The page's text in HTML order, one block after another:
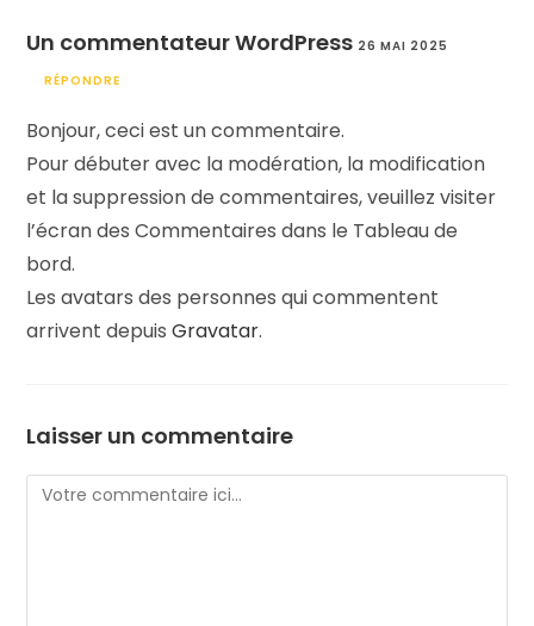
Un commentateur WordPress 26 MAI 2025
RÉPONDRE
Bonjour, ceci est un commentaire.
Pour débuter avec la modération, la modification
et la suppression de commentaires, veuillez visiter
l’écran des Commentaires dans le Tableau de
bord.
Les avatars des personnes qui commentent
arrivent depuisGravatar.
Laisser un commentaire